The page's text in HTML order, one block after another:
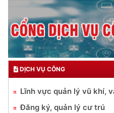
DỊCH VỤ CÔNG
Lĩnh vực quản lý vũ khí,
Đăng ký, quản lý cư trú